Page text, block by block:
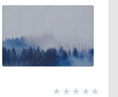
★
★
★
★
★